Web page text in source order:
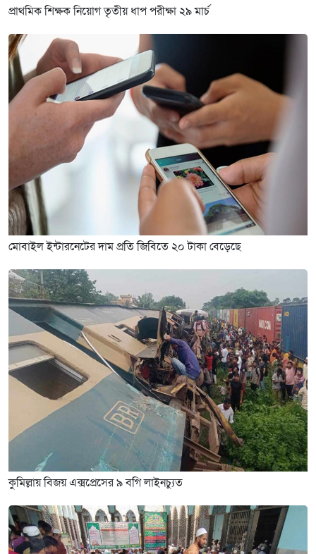
প্রাথমিক শিক্ষক নিয়োগ তৃতীয় ধাপ পরীক্ষা ২৯ মার্চ
মোবাইল ইন্টারনেটের দাম প্রতি জিবিতে ২০ টাকা বেড়েছে
কুমিল্লায় বিজয় এক্সপ্রেসের ৯ বগি লাইনচ্যুত